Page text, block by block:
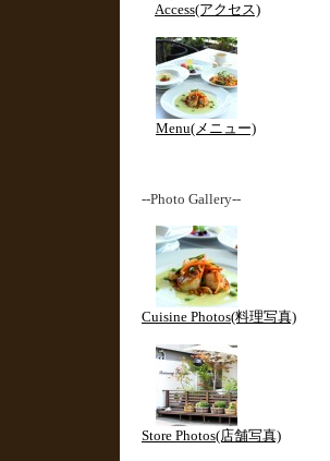
Access(アクセス)
Menu(メニュー)
--Photo Gallery--
Cuisine Photos(料理写真)
Store Photos(店舗写真)